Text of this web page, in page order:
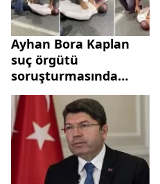
Ayhan Bora Kaplan
suç örgütü
soruşturmasında
şüpheli N.Ö.K'nin
beyanı ortaya çıktı:
Beni vurdular